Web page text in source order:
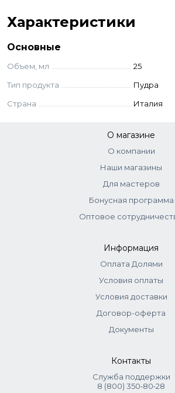
Характеристики
Основные
Объем, мл
25
Тип продукта
Пудра
Страна
Италия
О магазине
О компании
Наши магазины
Для мастеров
Бонусная программа
Оптовое
Информация
Оплата Долями
Условия оплаты
Условия доставки
Договор-оферта
Документы
Контакты
Служба поддержки
8 (800) 350‑80‑28